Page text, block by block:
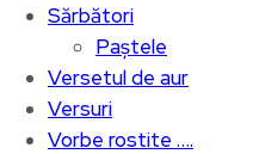
Sărbători
Paștele
Versetul de aur
Versuri
Vorbe rostite ….